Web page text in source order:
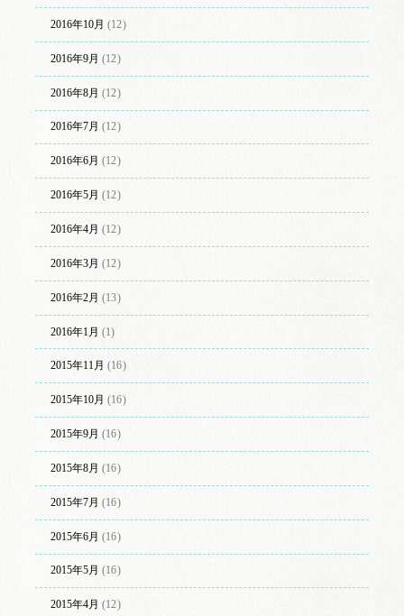
2016年10月 (12)
2016年9月 (12)
2016年8月 (12)
2016年7月 (12)
2016年6月 (12)
2016年5月 (12)
2016年4月 (12)
2016年3月 (12)
2016年2月 (13)
2016年1月 (1)
2015年11月 (16)
2015年10月 (16)
2015年9月 (16)
2015年8月 (16)
2015年7月 (16)
2015年6月 (16)
2015年5月 (16)
2015年4月 (12)